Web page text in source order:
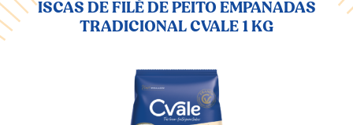
ISCAS DE FILÉ DE PEITO EMPANADAS
TRADICIONAL CVALE 1 KG